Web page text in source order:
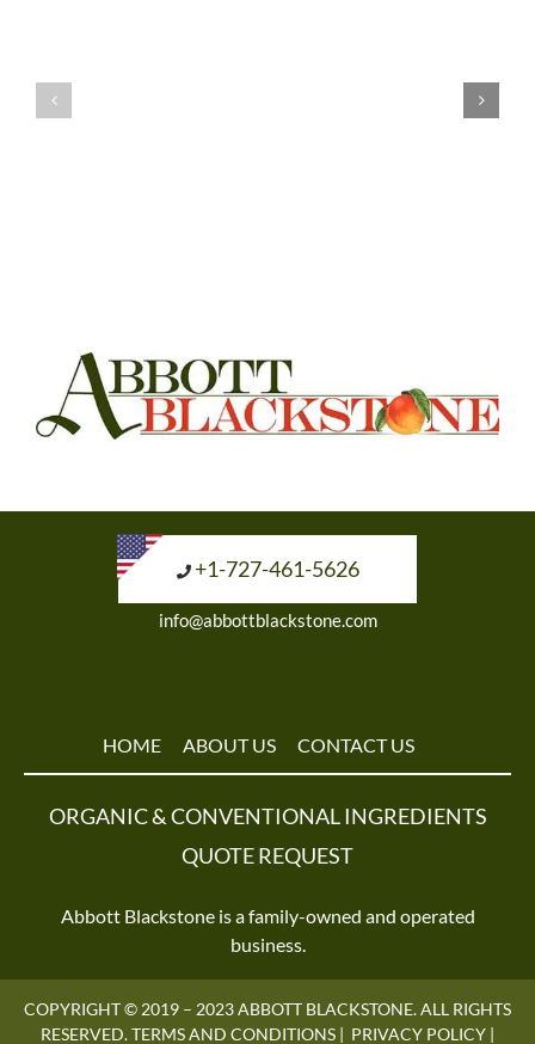
+1-727-461-5626
info@abbottblackstone.com
HOME ABOUT US CONTACT US
ORGANIC & CONVENTIONAL INGREDIENTS
QUOTE REQUEST
Abbott Blackstone is a family-owned and operated
business.
COPYRIGHT © 2019 – 2023 ABBOTT BLACKSTONE. ALL RIGHTS
RESERVED.TERMS AND CONDITIONS | PRIVACY POLICY |